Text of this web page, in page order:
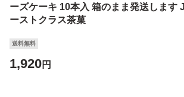
ーズケーキ 10本入 箱のまま発送します
ーストクラス茶菓
送料無料
1,920円